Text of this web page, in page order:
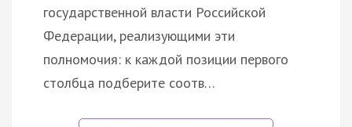
государственной власти Российской
Федерации, реализующими эти
полномочия: к каждой позиции первого
столбца подберите соотв…